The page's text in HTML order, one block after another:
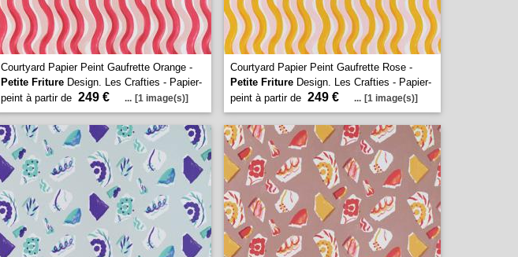
Courtyard Papier Peint Gaufrette Orange -
Petite Friture Design. Les Crafties - Papier-
peint à partir de 249 € ... [1 image(s)]
Courtyard Papier Peint Gaufrette Rose -
Petite Friture Design. Les Crafties - Papier-
peint à partir de 249 € ... [1 image(s)]